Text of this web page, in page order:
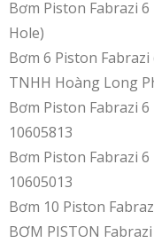
Bơm Piston Fabrazi 6
Hole)
Bơm 6 Piston
TNHH Hoàng Long
Bơm Piston Fabrazi 6
10605813
Bơm Piston Fabrazi 6
10605013
Bơm 10 Piston
BƠM PISTON